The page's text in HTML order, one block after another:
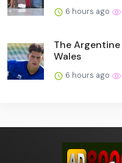
6 hours ago
The
Wales
6 hours ago